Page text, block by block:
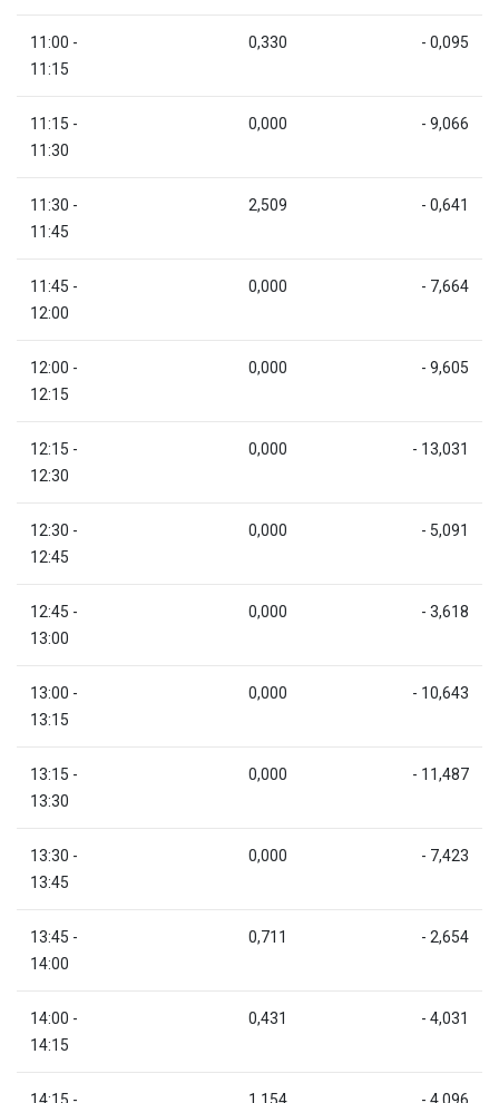
11:00 -
11:15
0,330 - 0,095
11:15 -
11:30
0,000 - 9,066
11:30 -
11:45
2,509 - 0,641
11:45 -
12:00
0,000 - 7,664
12:00 -
12:15
0,000 - 9,605
12:15 -
12:30
0,000 - 13,031
12:30 -
12:45
0,000 - 5,091
12:45 -
13:00
0,000 - 3,618
13:00 -
13:15
0,000 - 10,643
13:15 -
13:30
0,000 - 11,487
13:30 -
13:45
0,000 - 7,423
13:45 -
14:00
0,711 - 2,654
14:00 -
14:15
0,431 - 4,031